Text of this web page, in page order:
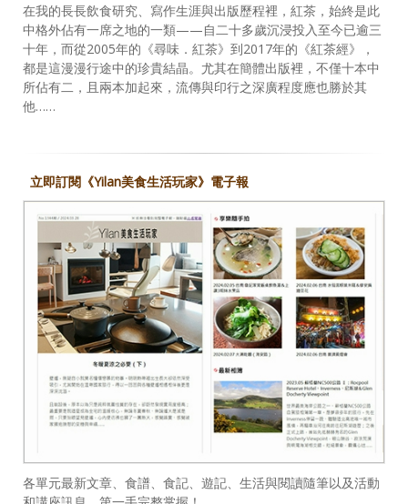
在我的長長飲食研究、寫作生涯與出版歷程裡，紅茶，始終是此
中格外佔有一席之地的一類——自二十多歲沉浸投入至今已逾三
十年，而從2005年的《尋味．紅茶》到2017年的《紅茶經》，
都是這漫漫行途中的珍貴結晶。尤其在簡體出版裡，不僅十本中
所佔有二，且兩本加起來，流傳與印行之深廣程度應也勝於其
他……
立即訂閱《Yilan美食生活玩家》電子報
各單元最新文章、食譜、食記、遊記、生活與閱讀隨筆以及活動